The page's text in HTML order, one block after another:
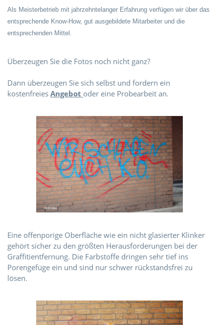
Kontakt
Als Meisterbetrieb mit jahrzehntelanger Erfahrung verfügen wir über das
entsprechende Know-How, gut ausgebildete Mitarbeiter und die
entsprechenden Mittel.
Überzeugen Sie die Fotos noch nicht ganz?
Dann überzeugen Sie sich selbst und fordern ein
kostenfreies Angebot oder eine Probearbeit an.
Eine offenporige Oberfläche wie ein nicht glasierter Klinker
gehört sicher zu den größten Herausforderungen bei der
Graffitientfernung. Die Farbstoffe dringen sehr tief ins
Porengefüge ein und sind nur schwer rückstandsfrei zu
lösen.